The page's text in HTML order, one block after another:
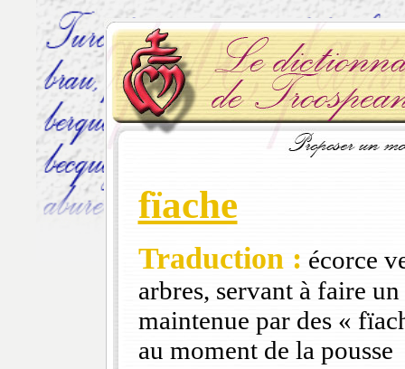
fïache
Traduction : écorce
arbres, servant à faire
maintenue par des «
au moment de la pousse